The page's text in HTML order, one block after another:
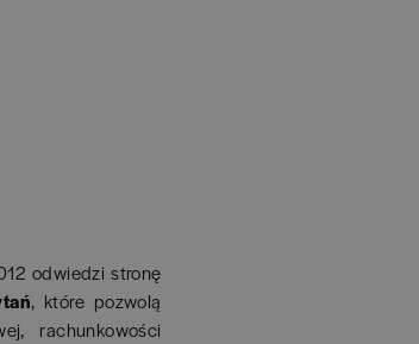
odwiedzi stronę
, które pozwolą
rachunkowości